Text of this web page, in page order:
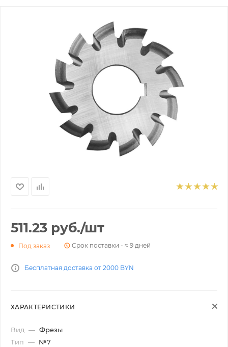
511.23 руб./шт
Под заказ Срок поставки - ≈ 9 дней
Бесплатная доставка от 2000 BYN
ХАРАКТЕРИСТИКИ
Вид — Фрезы
Тип — №7